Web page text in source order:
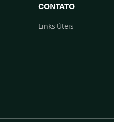
CONTATO
Links Úteis